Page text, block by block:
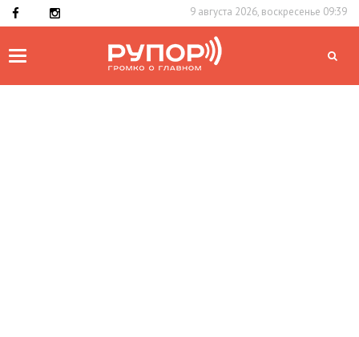
9 августа 2026, воскресенье 09:39
Toggle